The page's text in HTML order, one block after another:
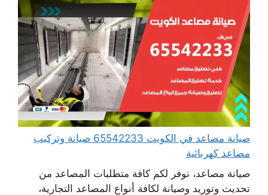
صيانة مصاعد في الكويت 65542233 صيانة وتركيب
مصاعد كهربائية
صيانة مصاعد، نوفر لكم كافة متطلبات المصاعد من
تحديث وتوريد وصيانة لكافة أنواع المصاعد التجارية،